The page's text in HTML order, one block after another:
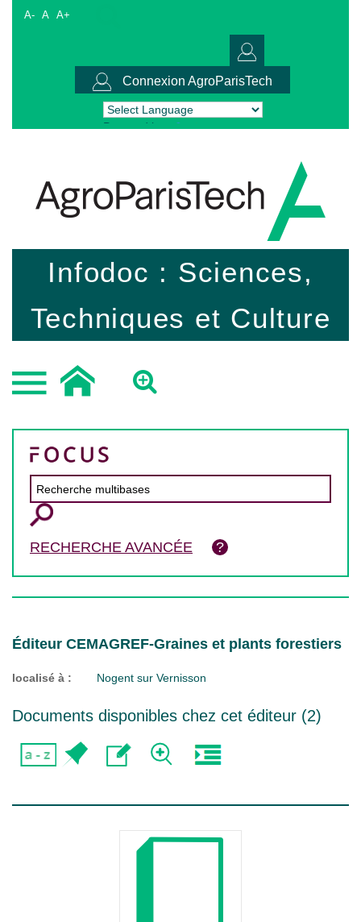
A- A A+
Connexion AgroParisTech
Powered by Translate
Infodoc : Sciences,
Techniques et Culture
RECHERCHE AVANCÉE
Éditeur CEMAGREF-Graines et plants forestiers
localisé à : Nogent sur Vernisson
Documents disponibles chez cet éditeur (2)